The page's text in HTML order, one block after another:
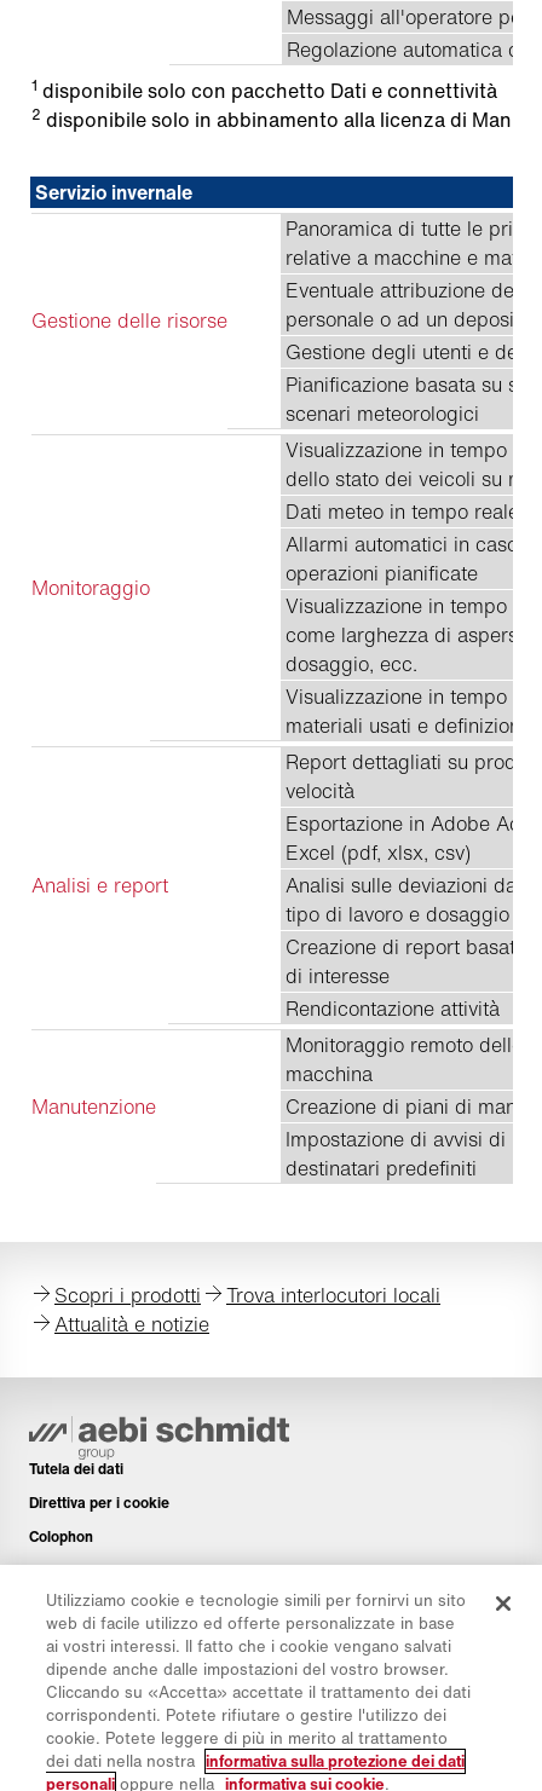
Messaggi all'operatore per
Regolazione automatica
1 disponibile solo con pacchetto Dati e connettività
2 disponibile solo in abbinamento alla licenza di
Servizio invernale
Gestione delle risorse
Panoramica di tutte le
relative a macchine e
Eventuale attribuzione
personale o ad un deposito
Gestione degli utenti e
Pianificazione basata su
scenari meteorologici
Monitoraggio
Visualizzazione in tempo
dello stato dei veicoli su
Dati meteo in tempo reale
Allarmi automatici in caso
operazioni pianificate
Visualizzazione in tempo
come larghezza di
dosaggio, ecc.
Visualizzazione in tempo
materiali usati e
Analisi e report
Report dettagliati su
velocità
Esportazione in Adobe
Excel (pdf, xlsx, csv)
Analisi sulle deviazioni da
tipo di lavoro e dosaggio
Creazione di report basati
di interesse
Rendicontazione attività
Manutenzione
Monitoraggio remoto delle
macchina
Creazione di piani di
Impostazione di avvisi di
destinatari predefiniti
Scopri i prodotti
Trova interlocutori locali
Attualità e notizie
Tutela dei dati
Direttiva per i cookie
Colophon
Disclaimer
Newsletter
Pezzi di ricambio
Area di download
Calcolatore di CO₂
Calcolatrice TCO
Rivenditori e siti
Utilizziamo cookie e tecnologie simili per fornirvi un sito
web di facile utilizzo ed offerte personalizzate in base
ai vostri interessi. Il fatto che i cookie vengano salvati
dipende anche dalle impostazioni del vostro browser.
Cliccando su «Accetta» accettate il trattamento dei dati
corrispondenti. Potete rifiutare o gestire l'utilizzo dei
cookie. Potete leggere di più in merito al trattamento
dei dati nella nostra informativa sulla protezione dei dati
personali oppure nella informativa sui cookie.